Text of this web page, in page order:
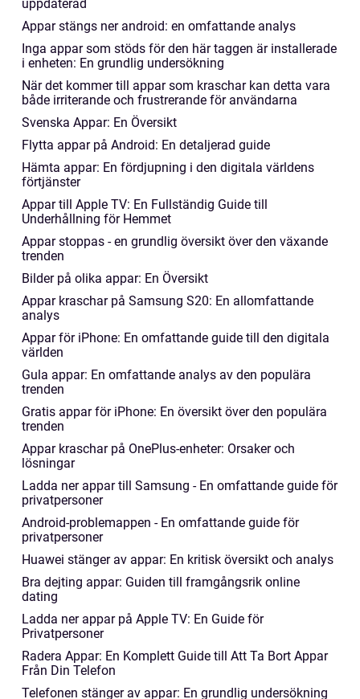
uppdaterad
Appar stängs ner android: en omfattande analys
Inga appar som stöds för den här taggen är installerade
i enheten: En grundlig undersökning
När det kommer till appar som kraschar kan detta vara
både irriterande och frustrerande för användarna
Svenska Appar: En Översikt
Flytta appar på Android: En detaljerad guide
Hämta appar: En fördjupning i den digitala världens
förtjänster
Appar till Apple TV: En Fullständig Guide till
Underhållning för Hemmet
Appar stoppas - en grundlig översikt över den växande
trenden
Bilder på olika appar: En Översikt
Appar kraschar på Samsung S20: En allomfattande
analys
Appar för iPhone: En omfattande guide till den digitala
världen
Gula appar: En omfattande analys av den populära
trenden
Gratis appar för iPhone: En översikt över den populära
trenden
Appar kraschar på OnePlus-enheter: Orsaker och
lösningar
Ladda ner appar till Samsung - En omfattande guide för
privatpersoner
Android-problemappen - En omfattande guide för
privatpersoner
Huawei stänger av appar: En kritisk översikt och analys
Bra dejting appar: Guiden till framgångsrik online
dating
Ladda ner appar på Apple TV: En Guide för
Privatpersoner
Radera Appar: En Komplett Guide till Att Ta Bort Appar
Från Din Telefon
Telefonen stänger av appar: En grundlig undersökning